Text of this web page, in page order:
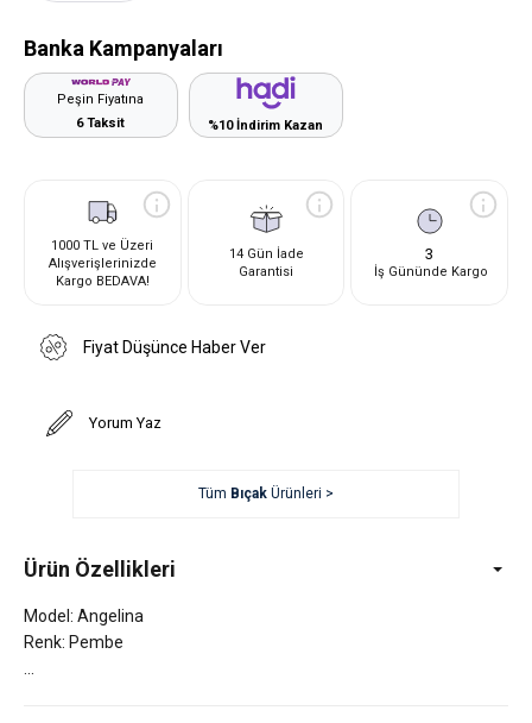
Banka Kampanyaları
Peşin Fiyatına
6 Taksit
%10 İndirim Kazan
1000 TL ve Üzeri
Alışverişlerinizde
Kargo BEDAVA!
14 Gün İade
Garantisi
3
İş Gününde Kargo
Fiyat Düşünce Haber Ver
Yorum Yaz
Tüm BıçakÜrünleri >
Ürün Özellikleri
Model: Angelina
Renk: Pembe